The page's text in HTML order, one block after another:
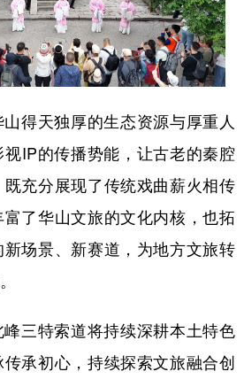
天独厚的生态资源与厚重人
IP的传播势能，让古老的秦腔
充分展现了传统戏曲薪火相传
了华山文旅的文化内核，也拓
场景、新赛道，为地方文旅转
三特索道将持续深耕本土特色
承初心，持续探索文旅融合创